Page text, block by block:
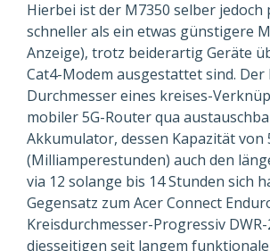
Hierbei ist der M7350 selber
schneller als ein etwas günstigere
Anzeige), trotz beiderartig Geräte
Cat4-Modem ausgestattet sind. Der
Durchmesser eines kreises-
mobiler 5G-Router qua
Akkumulator, dessen Kapazität von
(Milliamperestunden) auch den
via 12 solange bis 14 Stunden sich
Gegensatz zum Acer Connect
Kreisdurchmesser-Progressiv DWR-
diesseitigen seit langem